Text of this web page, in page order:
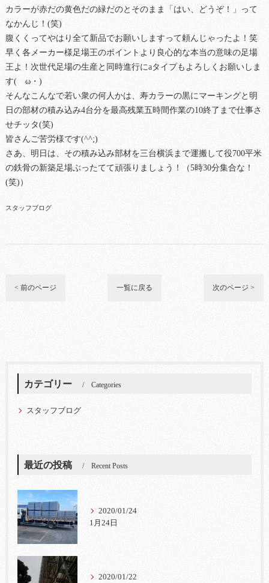
カラーが赤だの黄色だの緑だのとそのまま「はい、どうぞ！」って
なかんじ！(笑)
腹くくってやはり全て新品でお願いしますって頼んじゃったよ！笑
早く各メーカー様足場王のポイントより良心的な本当の意味の足場
王よ！次世代足場の生産と同時進行にaタイプもよろしくお願いしま
す(ゝω・)
そんなこんなで若い衆の何人かは、寿カラーの黒にマーキングと明
日の部材の積み込み4台分を最高残業五時間作業の10終了まで仕事さ
せチッタ(笑)
皆さんご苦労様です(^^;)
さあ、明日は、その積み込み部材を三台横浜まで運搬して役700平米
の鉄骨の新築足場ぶったてて頑張りましょう！（5時30分集合な！
(笑)）
スタッフブログ
< 前のページ 一覧に戻る 次のページ >
カテゴリー Categories
スタッフブログ
最近の投稿 Recent Posts
2020/01/24
1月24日
2020/01/22